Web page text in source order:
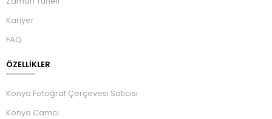
Kariyer
FAQ
ÖZELLIKLER
Konya Fotoğraf Çerçevesi Satıcısı
Konya Camcı